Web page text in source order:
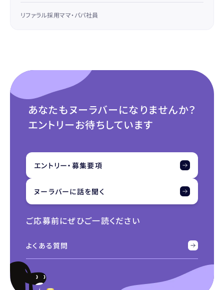
リファラル採用ママ・パパ社員
あなたもヌーラバーになりませんか？
エントリーお待ちしています
エントリー・募集要項
ヌーラバーに話を聞く
ご応募前にぜひご一読ください
よくある質問